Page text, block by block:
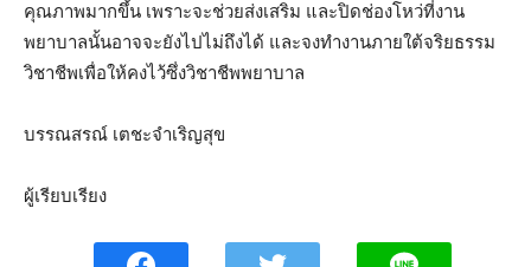
คุณภาพมากขึ้น เพราะจะช่วยส่งเสริม และปิดช่องโหว่ที่งาน
พยาบาลนั้นอาจจะยังไปไม่ถึงได้ และจงทำงานภายใต้จริยธรรม
วิชาชีพเพื่อให้คงไว้ซึ่งวิชาชีพพยาบาล
บรรณสรณ์ เตชะจำเริญสุข
ผู้เรียบเรียง